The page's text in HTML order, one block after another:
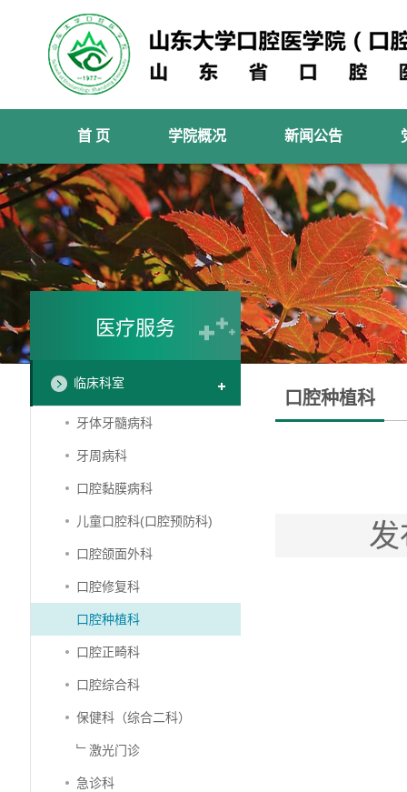
首 页 学院概况 新闻公告
医疗服务
临床科室
牙体牙髓病科
牙周病科
口腔黏膜病科
儿童口腔科(口腔预防科)
口腔颌面外科
口腔修复科
口腔种植科
口腔正畸科
口腔综合科
保健科（综合二科）
﹂激光门诊
急诊科
口腔种植科